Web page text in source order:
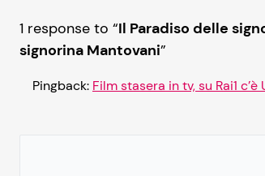
1 response to “Il Paradiso delle
signorina Mantovani”
Pingback: Film stasera in tv, su Rai1